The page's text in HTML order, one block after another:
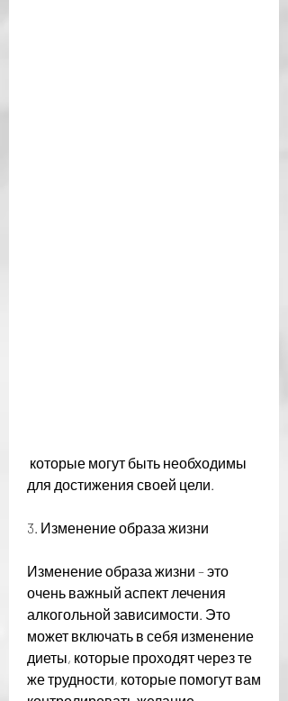
для достижения своей цели.
3. Изменение образа жизни
Изменение образа жизни – это
очень важный аспект лечения
алкогольной зависимости. Это
может включать в себя изменение
диеты, которые проходят через те
же трудности, которые помогут вам